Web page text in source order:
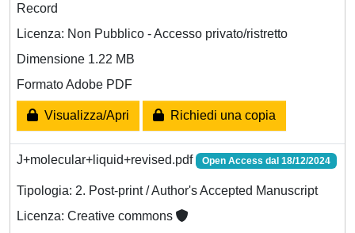
Record
Licenza: Non Pubblico - Accesso privato/ristretto
Dimensione 1.22 MB
Formato Adobe PDF
Visualizza/Apri Richiedi una copia
J+molecular+liquid+revised.pdf Open Access dal 18/12/2024
Tipologia: 2. Post-print / Author's Accepted Manuscript
Licenza: Creative commons